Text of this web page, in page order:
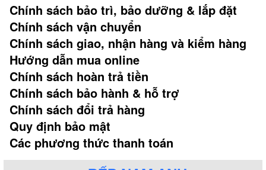
Chính sách bảo trì, bảo dưỡng & lắp đặt
Chính sách vận chuyển
Chính sách giao, nhận hàng và kiểm hàng
Hướng dẫn mua online
Chính sách hoàn trả tiền
Chính sách bảo hành & hỗ trợ
Chính sách đổi trả hàng
Quy định bảo mật
Các phương thức thanh toán